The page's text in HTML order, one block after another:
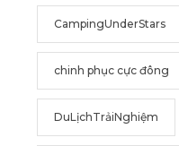
CampingUnderStars
chinh phục cực đông
DuLịchTrảiNghiệm